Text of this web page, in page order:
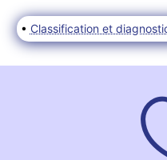
• Classification et